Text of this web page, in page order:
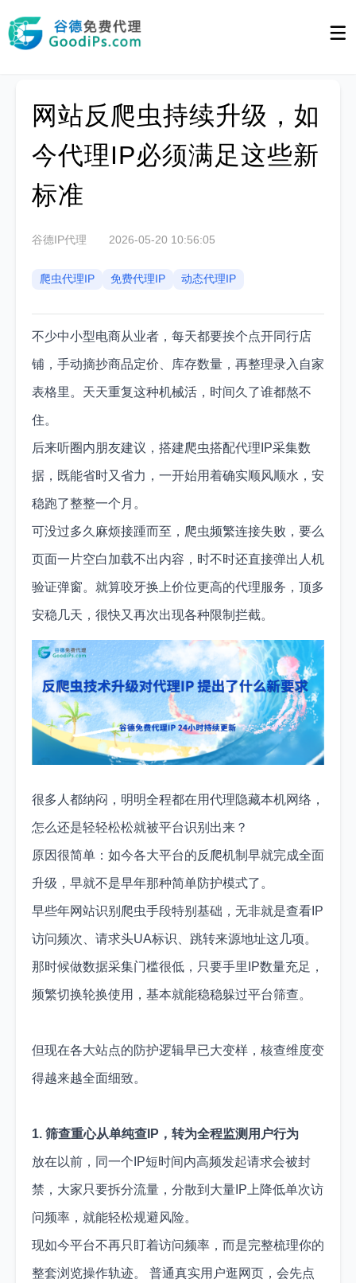
网站反爬虫持续升级，如
今代理IP必须满足这些新
标准
谷德IP代理 2026-05-20 10:56:05
爬虫代理IP 免费代理IP 动态代理IP
不少中小型电商从业者，每天都要挨个点开同行店
铺，手动摘抄商品定价、库存数量，再整理录入自家
表格里。天天重复这种机械活，时间久了谁都熬不
住。
后来听圈内朋友建议，搭建爬虫搭配代理IP采集数
据，既能省时又省力，一开始用着确实顺风顺水，安
稳跑了整整一个月。
可没过多久麻烦接踵而至，爬虫频繁连接失败，要么
页面一片空白加载不出内容，时不时还直接弹出人机
验证弹窗。就算咬牙换上价位更高的代理服务，顶多
安稳几天，很快又再次出现各种限制拦截。
很多人都纳闷，明明全程都在用代理隐藏本机网络，
怎么还是轻轻松松就被平台识别出来？
原因很简单：如今各大平台的反爬机制早就完成全面
升级，早就不是早年那种简单防护模式了。
早些年网站识别爬虫手段特别基础，无非就是查看IP
访问频次、请求头UA标识、跳转来源地址这几项。
那时候做数据采集门槛很低，只要手里IP数量充足，
频繁切换轮换使用，基本就能稳稳躲过平台筛查。
但现在各大站点的防护逻辑早已大变样，核查维度变
得越来越全面细致。
1. 筛查重心从单纯查IP，转为全程监测用户行为
放在以前，同一个IP短时间内高频发起请求会被封
禁，大家只要拆分流量，分散到大量IP上降低单次访
问频率，就能轻松规避风险。
现如今平台不再只盯着访问频率，而是完整梳理你的
整套浏览操作轨迹。 普通真实用户逛网页，会先点